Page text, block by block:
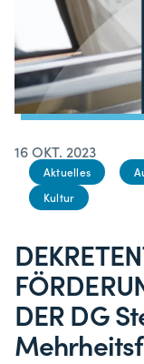
16 OKT. 2023
Aktuelles
Kultur
DER DG